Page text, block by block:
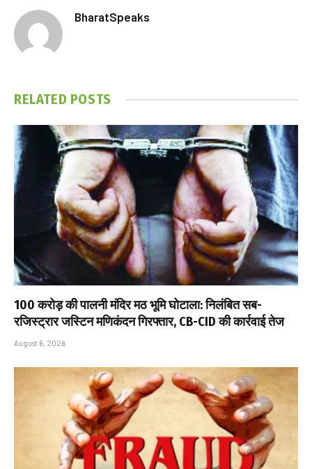
BharatSpeaks
RELATED POSTS
₹100 करोड़ की पालनी मंदिर मठ भूमि घोटाला: निलंबित सब-
रजिस्ट्रार जस्टिन मणिकंदन गिरफ्तार, CB-CID की कार्रवाई तेज
August 6, 2026